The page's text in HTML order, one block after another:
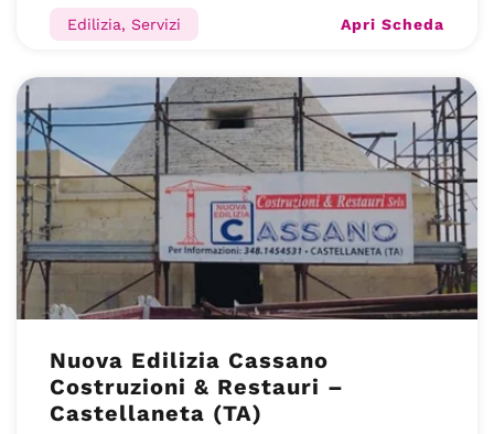
Edilizia, Servizi Apri Scheda
Nuova Edilizia Cassano
Costruzioni & Restauri –
Castellaneta (TA)